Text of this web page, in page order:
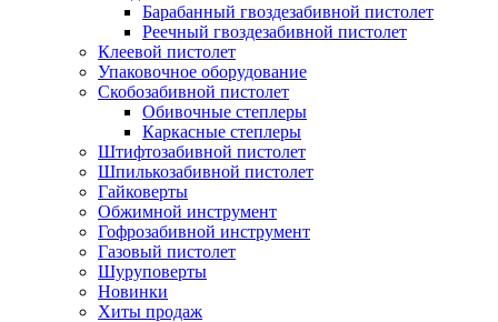
Барабанный гвоздезабивной пистолет
Реечный гвоздезабивной пистолет
Клеевой пистолет
Упаковочное оборудование
Скобозабивной пистолет
Обивочные степлеры
Каркасные степлеры
Штифтозабивной пистолет
Шпилькозабивной пистолет
Гайковерты
Обжимной инструмент
Гофрозабивной инструмент
Газовый пистолет
Шуруповерты
Новинки
Хиты продаж